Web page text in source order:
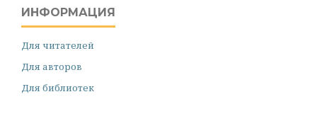
ИНФОРМАЦИЯ
Для читателей
Для авторов
Для библиотек